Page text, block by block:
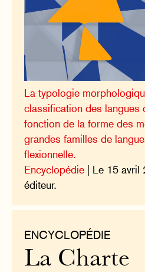
La typologie
classification des langues
fonction de la forme des
grandes familles de
flexionnelle.
Encyclopédie | Le 15
éditeur.
ENCYCLOPÉDIE
La Charte